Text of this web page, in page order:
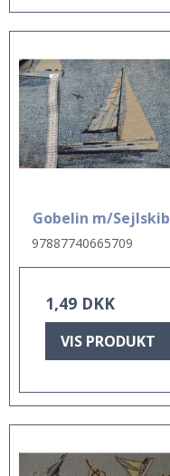
Gobelin m/Sejlskib
97887740665709
1,49 DKK
VIS PRODUKT